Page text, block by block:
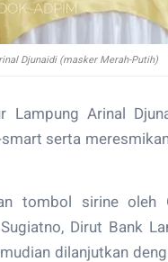
Djunaidi (masker Merah-Putih)
Lampung Arinal
serta
tombol sirine oleh
Dirut Bank
dilanjutkan